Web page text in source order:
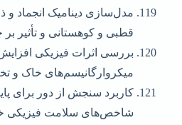
مدل‌سازی دینامیک انجماد
قطبی و کوهستانی و تأثیر
بررسی اثرات فیزیکی
میکروارگانیسم‌های خاک و
کاربرد سنجش از دور برای
شاخص‌های سلامت فیزیکی